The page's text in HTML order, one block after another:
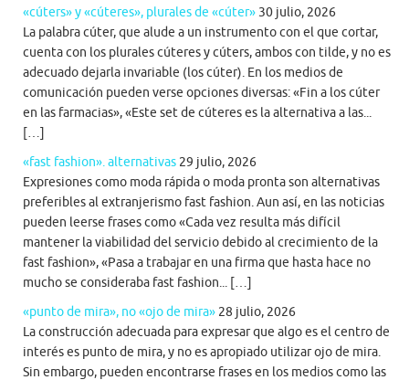
«cúters» y «cúteres», plurales de «cúter» 30 julio, 2026
La palabra cúter, que alude a un instrumento con el que cortar,
cuenta con los plurales cúteres y cúters, ambos con tilde, y no es
adecuado dejarla invariable (los cúter). En los medios de
comunicación pueden verse opciones diversas: «Fin a los cúter
en las farmacias», «Este set de cúteres es la alternativa a las...
[…]
«fast fashion». alternativas 29 julio, 2026
Expresiones como moda rápida o moda pronta son alternativas
preferibles al extranjerismo fast fashion. Aun así, en las noticias
pueden leerse frases como «Cada vez resulta más difícil
mantener la viabilidad del servicio debido al crecimiento de la
fast fashion», «Pasa a trabajar en una firma que hasta hace no
mucho se consideraba fast fashion... […]
«punto de mira», no «ojo de mira» 28 julio, 2026
La construcción adecuada para expresar que algo es el centro de
interés es punto de mira, y no es apropiado utilizar ojo de mira.
Sin embargo, pueden encontrarse frases en los medios como las